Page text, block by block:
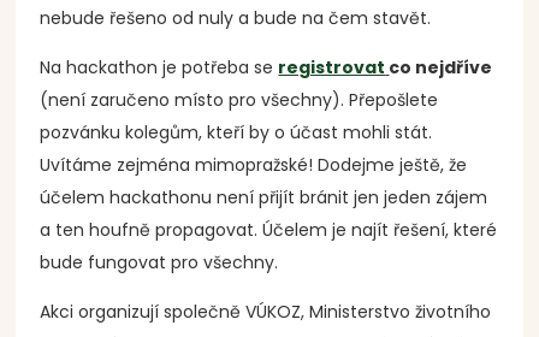
nebude řešeno od nuly a bude na čem stavět.
Na hackathon je potřeba se registrovat co nejdříve
(není zaručeno místo pro všechny). Přepošlete
pozvánku kolegům, kteří by o účast mohli stát.
Uvítáme zejména mimopražské! Dodejme ještě, že
účelem hackathonu není přijít bránit jen jeden zájem
a ten houfně propagovat. Účelem je najít řešení, které
bude fungovat pro všechny.
Akci organizují společně VÚKOZ, Ministerstvo životního